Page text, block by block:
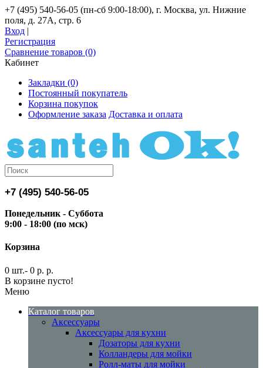
+7 (495) 540-56-05 (пн-сб 9:00-18:00), г. Москва, ул. Нижние
поля, д. 27А, стр. 6
Вход |
Регистрация
Сравнение товаров (0)
Кабинет
Закладки (0)
Постоянный покупатель
Корзина покупок
Оформление заказа Доставка и оплата
+7 (495) 540-56-05
Понедельник - Суббота
9:00 - 18:00 (по мск)
Корзина
0 шт.- 0 р. р.
В корзине пусто!
Меню
Каталог товаров
Аксессуары
Аксессуары для кухни
Дозаторы для кухни
Колландеры для мойки
Ролл-маты для мойки